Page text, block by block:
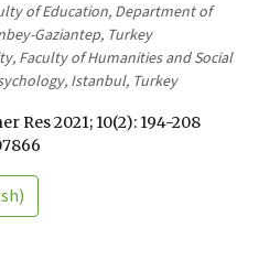
of Education, Department of
Gaziantep, Turkey
Faculty of Humanities and Social
Istanbul, Turkey
Res 2021; 10(2): 194-208